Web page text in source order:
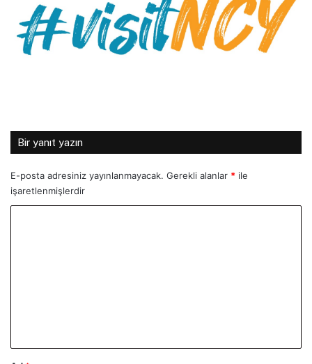
Bir yanıt yazın
E-posta adresiniz yayınlanmayacak. Gerekli alanlar * ile
işaretlenmişlerdir